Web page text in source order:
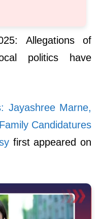
Allegations of
politics have
Jayashree Marne,
Candidatures
first appeared on